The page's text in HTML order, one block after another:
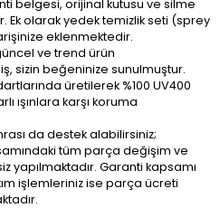
belgesi, orijinal kutusu ve silme
Ek olarak yedek temizlik seti (sprey
eklenmektedir.
ve trend ürün
sizin beğeninize sunulmuştur.
üretilerek %100 UV400
ışınlara karşı koruma
da destek alabilirsiniz;
tüm parça değişim ve
Garanti kapsamı
işlemleriniz ise parça ücreti